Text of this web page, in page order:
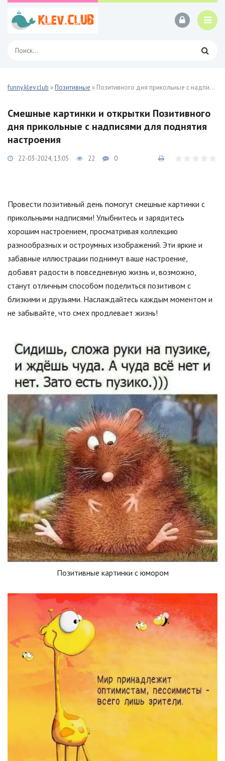
funny.klev.club »Позитивные » Позитивного дня прикольные с надписями 25 фото
Смешные картинки и открытки Позитивного
дня прикольные с надписями для поднятия
настроения
22-03-2024, 13:05 22 0
Провести позитивный день помогут смешные картинки с
прикольными надписями! Улыбнитесь и зарядитесь
хорошим настроением, просматривая коллекцию
разнообразных и остроумных изображений. Эти яркие и
забавные иллюстрации поднимут ваше настроение,
добавят радости в повседневную жизнь и, возможно,
станут отличным способом поделиться позитивом с
близкими и друзьями. Наслаждайтесь каждым моментом и
не забывайте, что смех продлевает жизнь!
Позитивные картинки с юмором